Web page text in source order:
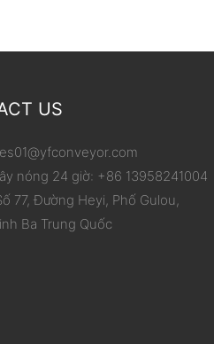
US
nóng 24 giờ: +86 13958241004
77, Đường Heyi, Phố Gulou,
Ba Trung Quốc